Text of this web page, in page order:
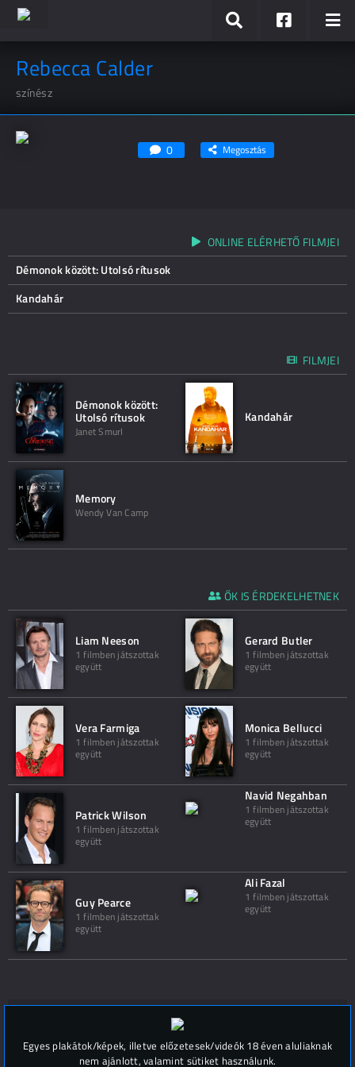
Rebecca Calder
színész
0 Megosztás
ONLINE ELÉRHETŐ FILMJEI
Démonok között: Utolsó rítusok
Kandahár
FILMJEI
Démonok között:
Utolsó rítusok
Janet Smurl
Kandahár
Memory
Wendy Van Camp
ŐK IS ÉRDEKELHETNEK
Liam Neeson
1 filmben játszottak
együtt
Gerard Butler
1 filmben játszottak
együtt
Vera Farmiga
1 filmben játszottak
együtt
Monica Bellucci
1 filmben játszottak
együtt
Patrick Wilson
1 filmben játszottak
együtt
Navid Negahban
1 filmben játszottak
együtt
Guy Pearce
1 filmben játszottak
együtt
Ali Fazal
1 filmben játszottak
együtt
Hozzászólások (
Egyes plakátok/képek, illetve előzetesek/videók 18 éven aluliaknak
nem ajánlott, valamint sütiket használunk.